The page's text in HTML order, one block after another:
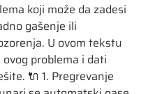
koji može da zadesi
gašenje ili
U ovom tekstu
problema i dati
🔌 1. Pregrevanje